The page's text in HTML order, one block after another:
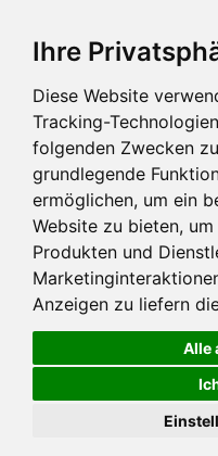
Ihre
Diese Website
Tracking-
folgenden Zwecken
grundlegende
ermöglichen, um ein
Website zu bieten,
Produkten und
Anzeigen zu liefern
Alle